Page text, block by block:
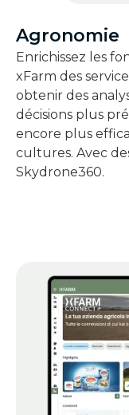
Agronomie
Enrichissez les
xFarm des
obtenir des
décisions plus
encore plus
cultures. Avec
Skydrone360.